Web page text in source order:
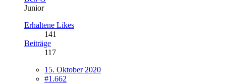
Junior
Erhaltene Likes
141
Beiträge
117
15. Oktober 2020
#1.662